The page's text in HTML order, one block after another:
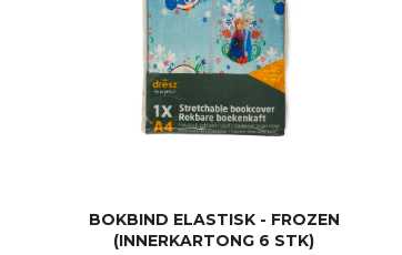
BOKBIND ELASTISK - FROZEN
(INNERKARTONG 6 STK)